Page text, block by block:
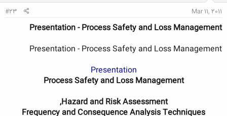
Mar 11, 2011
#23
Presentation - Process Safety and Loss Management
Presentation - Process Safety and Loss Management
Presentation
Process Safety and Loss Management
Hazard and Risk Assessment,
Frequency and Consequence Analysis Techniques